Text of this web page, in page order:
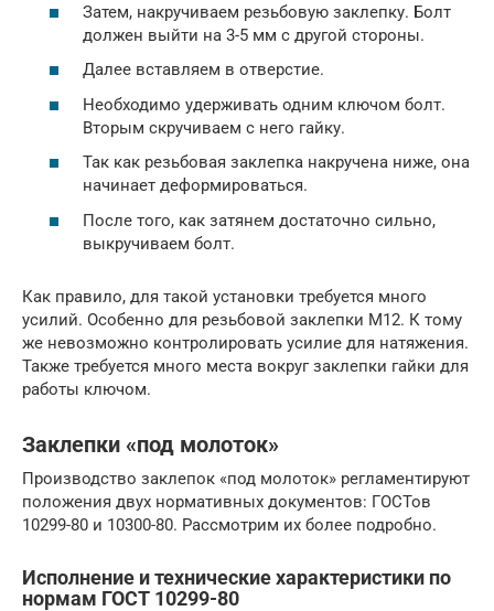
Затем, накручиваем резьбовую заклепку. Болт
должен выйти на 3-5 мм с другой стороны.
Далее вставляем в отверстие.
Необходимо удерживать одним ключом болт.
Вторым скручиваем с него гайку.
Так как резьбовая заклепка накручена ниже, она
начинает деформироваться.
После того, как затянем достаточно сильно,
выкручиваем болт.
Как правило, для такой установки требуется много
усилий. Особенно для резьбовой заклепки М12. К тому
же невозможно контролировать усилие для натяжения.
Также требуется много места вокруг заклепки гайки для
работы ключом.
Заклепки «под молоток»
Производство заклепок «под молоток» регламентируют
положения двух нормативных документов: ГОСТов
10299-80 и 10300-80. Рассмотрим их более подробно.
Исполнение и технические характеристики по
нормам ГОСТ 10299-80